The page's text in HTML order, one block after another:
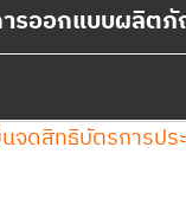
รออกแบบผลิต
นจดสิทธิบัตรการป